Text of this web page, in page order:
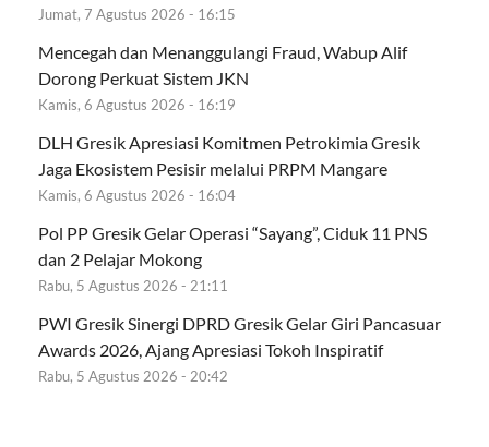
Jumat, 7 Agustus 2026 - 16:15
Mencegah dan Menanggulangi Fraud, Wabup Alif
Dorong Perkuat Sistem JKN
Kamis, 6 Agustus 2026 - 16:19
DLH Gresik Apresiasi Komitmen Petrokimia Gresik
Jaga Ekosistem Pesisir melalui PRPM Mangare
Kamis, 6 Agustus 2026 - 16:04
Pol PP Gresik Gelar Operasi “Sayang”, Ciduk 11 PNS
dan 2 Pelajar Mokong
Rabu, 5 Agustus 2026 - 21:11
PWI Gresik Sinergi DPRD Gresik Gelar Giri Pancasuar
Awards 2026, Ajang Apresiasi Tokoh Inspiratif
Rabu, 5 Agustus 2026 - 20:42